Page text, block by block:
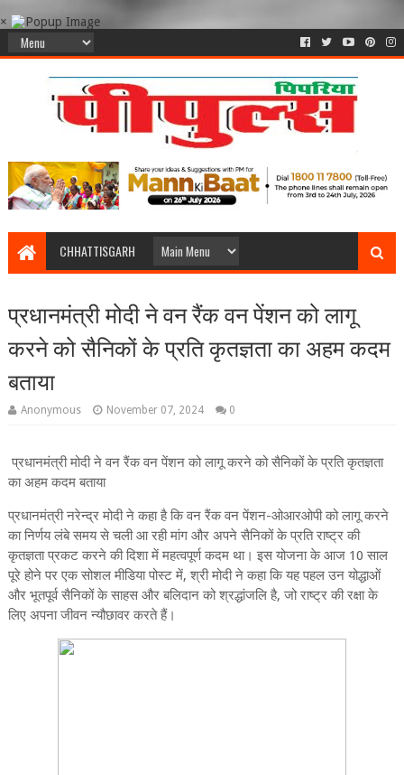
×
CHHATTISGARH
प्रधानमंत्री मोदी ने वन रैंक वन पेंशन को लागू
करने को सैनिकों के प्रति कृतज्ञता का अहम कदम
बताया
Anonymous November 07, 2024 0
प्रधानमंत्री मोदी ने वन रैंक वन पेंशन को लागू करने को सैनिकों के प्रति कृतज्ञता
का अहम कदम बताया
प्रधानमंत्री नरेन्‍द्र मोदी ने कहा है कि वन रैंक वन पेंशन-ओआरओपी को लागू करने
का निर्णय लंबे समय से चली आ रही मांग और अपने सैनिकों के प्रति राष्ट्र की
कृतज्ञता प्रकट करने की दिशा में महत्वपूर्ण कदम था। इस योजना के आज 10 साल
पूरे होने पर एक सोशल मीडिया पोस्ट में, श्री मोदी ने कहा कि यह पहल उन योद्धाओं
और भूतपूर्व सैनिकों के साहस और बलिदान को श्रद्धांजलि है, जो राष्ट्र की रक्षा के
लिए अपना जीवन न्‍यौछावर करते हैं।